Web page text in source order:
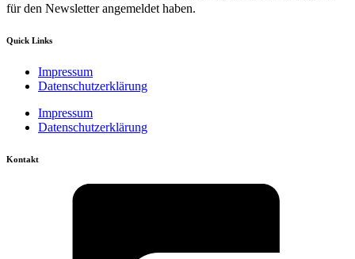
für den Newsletter angemeldet haben.
Quick Links
Impressum
Datenschutzerklärung
Impressum
Datenschutzerklärung
Kontakt